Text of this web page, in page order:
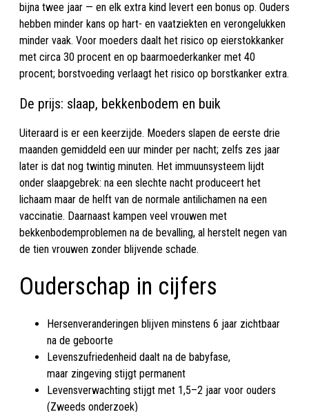
bijna twee jaar — en elk extra kind levert een bonus op. Ouders
hebben minder kans op hart- en vaatziekten en verongelukken
minder vaak. Voor moeders daalt het risico op eierstokkanker
met circa 30 procent en op baarmoederkanker met 40
procent; borstvoeding verlaagt het risico op borstkanker extra.
De prijs: slaap, bekkenbodem en buik
Uiteraard is er een keerzijde. Moeders slapen de eerste drie
maanden gemiddeld een uur minder per nacht; zelfs zes jaar
later is dat nog twintig minuten. Het immuunsysteem lijdt
onder slaapgebrek: na een slechte nacht produceert het
lichaam maar de helft van de normale antilichamen na een
vaccinatie. Daarnaast kampen veel vrouwen met
bekkenbodemproblemen na de bevalling, al herstelt negen van
de tien vrouwen zonder blijvende schade.
Ouderschap in cijfers
Hersenveranderingen blijven minstens 6 jaar zichtbaar
na de geboorte
Levenszufriedenheid daalt na de babyfase,
maar zingeving stijgt permanent
Levensverwachting stijgt met 1,5–2 jaar voor ouders
(Zweeds onderzoek)​